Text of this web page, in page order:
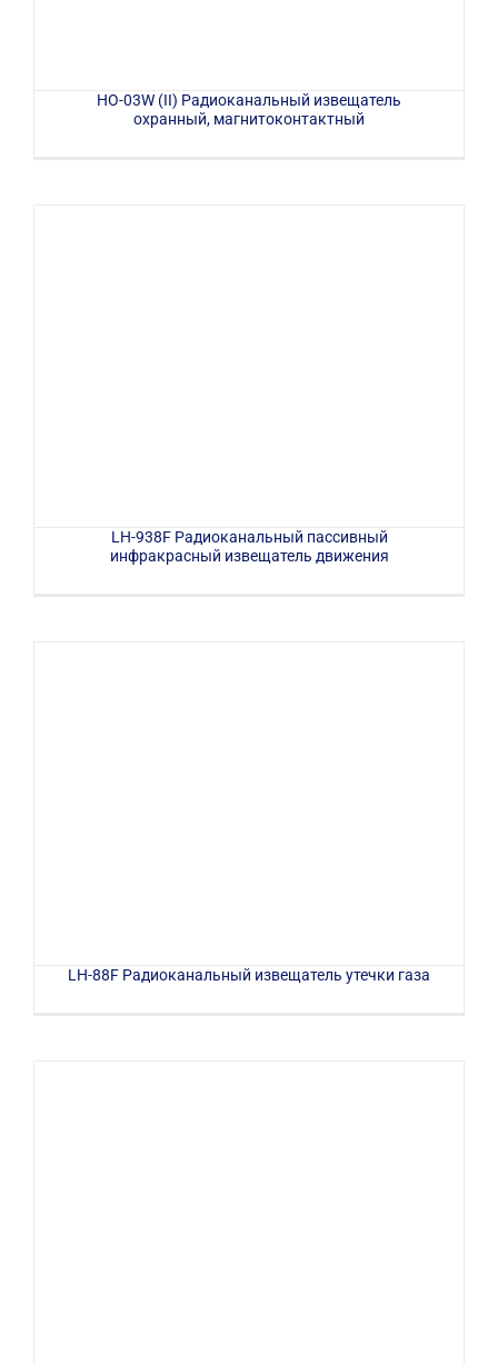
HO-03W (II) Радиоканальный извещатель
охранный, магнитоконтактный
LH-938F Радиоканальный пассивный
инфракрасный извещатель движения
LH-88F Радиоканальный извещатель утечки газа